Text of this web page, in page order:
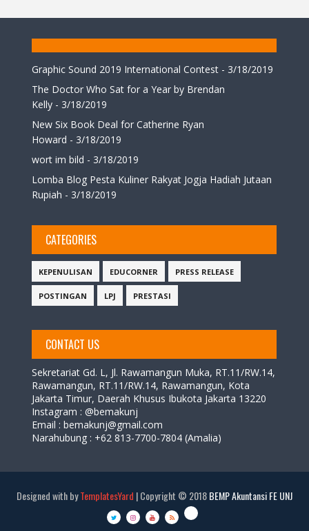
Graphic Sound 2019 International Contest - 3/18/2019
The Doctor Who Sat for a Year by Brendan
Kelly - 3/18/2019
New Six Book Deal for Catherine Ryan
Howard - 3/18/2019
wort im bild - 3/18/2019
Lomba Blog Pesta Kuliner Rakyat Jogja Hadiah Jutaan
Rupiah - 3/18/2019
CATEGORIES
KEPENULISAN EDUCORNER PRESS RELEASE
POSTINGAN LPJ PRESTASI
CONTACT US
Sekretariat Gd. L, Jl. Rawamangun Muka, RT.11/RW.14,
Rawamangun, RT.11/RW.14, Rawamangun, Kota
Jakarta Timur, Daerah Khusus Ibukota Jakarta 13220
Instagram : @bemakunj
Email : bemakunj@gmail.com
Narahubung : +62 813-7700-7804 (Amalia)
Designed with byTemplatesYard | Copyright © 2018BEMP Akuntansi FE UNJ